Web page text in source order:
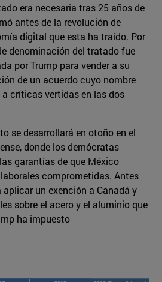
era necesaria tras 25 años de
antes de la revolución de
digital que esta ha traído. Por
denominación del tratado fue
por Trump para vender a su
de un acuerdo cuyo nombre
críticas vertidas en las dos
se desarrollará en otoño en el
donde los demócratas
garantías de que México
comprometidas. Antes
aplicar un exención a Canadá y
sobre el acero y el aluminio que
ha impuesto